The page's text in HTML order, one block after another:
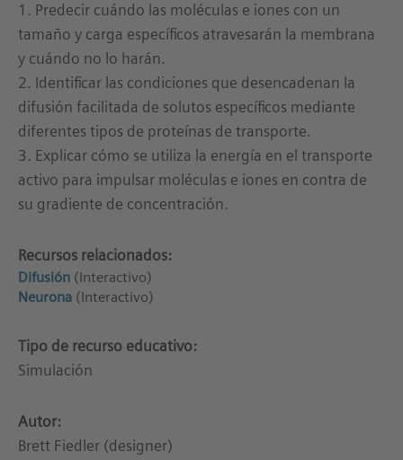
1. Predecir cuándo las moléculas e iones con un
tamaño y carga específicos atravesarán la membrana
y cuándo no lo harán.
2. Identificar las condiciones que desencadenan la
difusión facilitada de solutos específicos mediante
diferentes tipos de proteínas de transporte.
3. Explicar cómo se utiliza la energía en el transporte
activo para impulsar moléculas e iones en contra de
su gradiente de concentración.
Recursos relacionados:
Difusión (Interactivo)
Neurona (Interactivo)
Tipo de recurso educativo:
Simulación
Autor:
Brett Fiedler (designer)